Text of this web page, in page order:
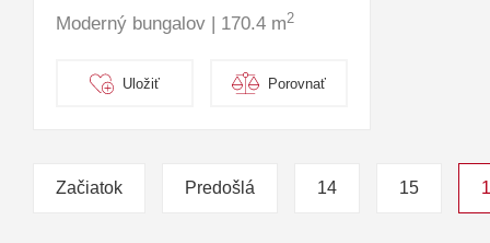
Moderný bungalov | 170.4 m2
Uložiť Porovnať
Začiatok Predošlá 14 15